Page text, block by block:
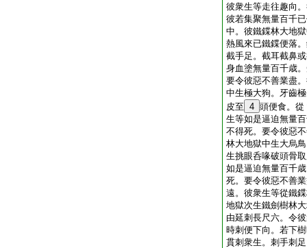
彼衆生等走往趣向
彼若集聚無量百千
中。彼鐵鍱林大地
熱風來已鐵鍱便落
截手足。截耳截鼻
身血塗無量百千歳
要令彼惡不善業盡
中生極大狗。牙齒
皮至 4 頭便食。從
生等如是逼迫無量
不得死。要令彼惡
林大地獄中生大烏
生挑眼呑喙破頭骨
如是逼迫無量百千
死。要令彼惡不善
遠。彼衆生等從鐵
地獄次生鐵劍樹林
由延刺長尺六。令
時刺便下向。若下
貫刺衆生。刺手刺